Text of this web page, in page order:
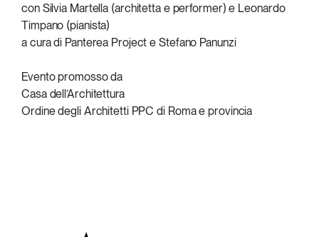
con Silvia Martella (architetta e performer) e Leonardo
Timpano (pianista)
a cura di Panterea Project e Stefano Panunzi
Evento promosso da
Casa dell’Architettura
Ordine degli Architetti PPC di Roma e provincia